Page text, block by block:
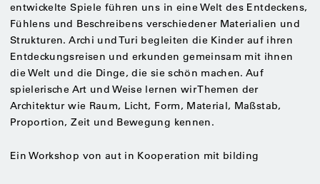
entwickelte Spiele führen uns in eine Welt des Entdeckens,
Fühlens und Beschreibens verschiedener Materialien und
Strukturen. Archi und Turi begleiten die Kinder auf ihren
Entdeckungsreisen und erkunden gemeinsam mit ihnen
die Welt und die Dinge, die sie schön machen. Auf
spielerische Art und Weise lernen wir Themen der
Architektur wie Raum, Licht, Form, Material, Maßstab,
Proportion, Zeit und Bewegung kennen.
Ein Workshop von aut in Kooperation mit bilding